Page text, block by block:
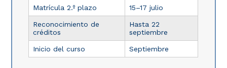
Matrícula 2.º plazo 15–17 julio
Reconocimiento de
créditos
Hasta 22
septiembre
Inicio del curso Septiembre